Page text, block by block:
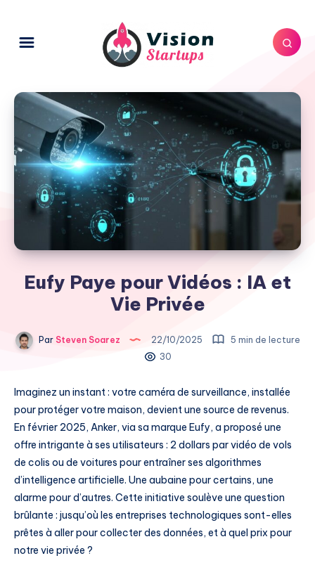
Eufy Paye pour Vidéos : IA et
Vie Privée
ParSteven Soarez 22/10/2025
5 min de lecture
30
Imaginez un instant : votre caméra de surveillance, installée
pour protéger votre maison, devient une source de revenus.
En février 2025, Anker, via sa marque Eufy, a proposé une
offre intrigante à ses utilisateurs : 2 dollars par vidéo de vols
de colis ou de voitures pour entraîner ses algorithmes
d’intelligence artificielle. Une aubaine pour certains, une
alarme pour d’autres. Cette initiative soulève une question
brûlante : jusqu’où les entreprises technologiques sont-elles
prêtes à aller pour collecter des données, et à quel prix pour
notre vie privée ?